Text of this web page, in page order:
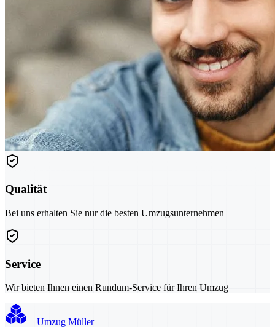
Qualität
Bei uns erhalten Sie nur die besten Umzugsunternehmen
Service
Wir bieten Ihnen einen Rundum-Service für Ihren Umzug
Umzug Müller